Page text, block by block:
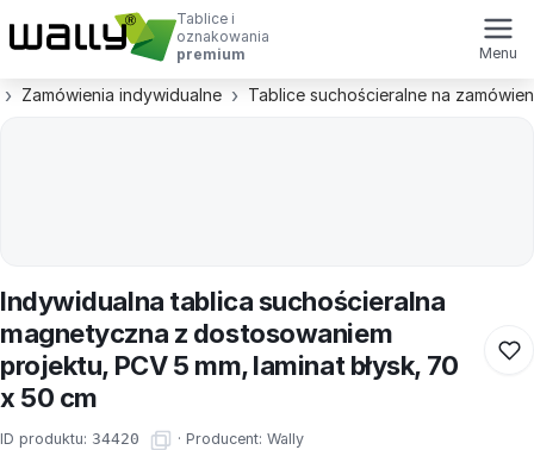
Tablice i
oznakowania
premium
Menu
Zamówienia indywidualne Tablice suchościeralne na
Indywidualna tablica suchościeralna
magnetyczna z dostosowaniem
projektu, PCV 5 mm, laminat błysk, 70
x 50 cm
ID produktu: 34420 · Producent: Wally